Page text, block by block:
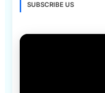
SUBSCRIBE US